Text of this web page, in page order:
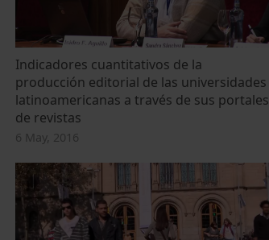
Indicadores cuantitativos de la
producción editorial de las universidades
latinoamericanas a través de sus portales
de revistas
6 May, 2016